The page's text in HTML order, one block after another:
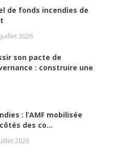
de fonds incendies de
2026
son pacte de
: construire une
: l’AMF mobilisée
des co...
2026